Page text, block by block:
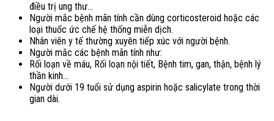
điều trị ung thư…
Người mắc bệnh mãn tính cần dùng corticosteroid hoặc các
loại thuốc ức chế hệ thống miễn dịch.
Nhân viên y tế thường xuyên tiếp xúc với người bệnh.
Người mắc các bệnh mãn tính như:
Rối loạn về máu, Rối loạn nội tiết, Bệnh tim, gan, thận, bệnh lý
thần kinh…
Người dưới 19 tuổi sử dụng aspirin hoặc salicylate trong thời
gian dài.